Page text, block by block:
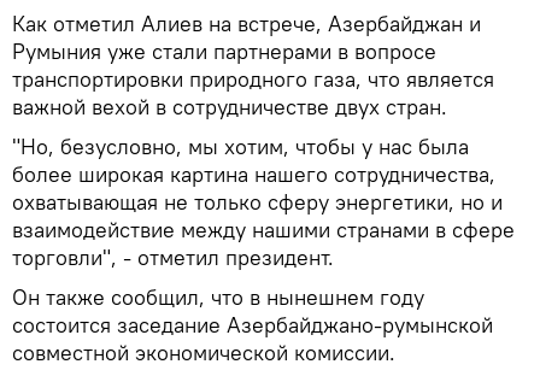
Как отметил Алиев на встрече, Азербайджан и
Румыния уже стали партнерами в вопросе
транспортировки природного газа, что является
важной вехой в сотрудничестве двух стран.
"Но, безусловно, мы хотим, чтобы у нас была
более широкая картина нашего сотрудничества,
охватывающая не только сферу энергетики, но и
взаимодействие между нашими странами в сфере
торговли", - отметил президент.
Он также сообщил, что в нынешнем году
состоится заседание Азербайджано-румынской
совместной экономической комиссии.